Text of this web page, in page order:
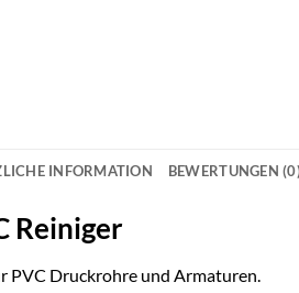
INFORMATION BEWERTUNGEN
Reiniger
PVC Druckrohre und Armaturen.